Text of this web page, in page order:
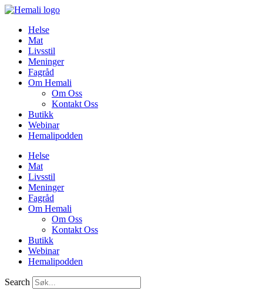
Skip
contentHelse
Mat
Livsstil
Meninger
Fagråd
Om Hemali
Om Oss
Kontakt Oss
Butikk
Webinar
Hemalipodden
Helse
Mat
Livsstil
Meninger
Fagråd
Om Hemali
Om Oss
Kontakt Oss
Butikk
Webinar
Hemalipodden
Search